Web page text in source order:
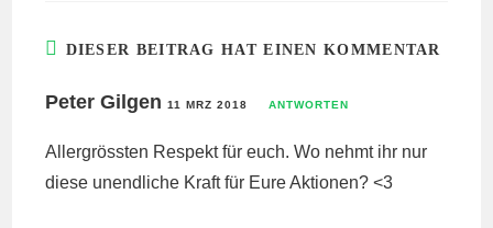
DIESER BEITRAG HAT EINEN KOMMENTAR
Peter Gilgen11 MRZ 2018 ANTWORTEN
Allergrössten Respekt für euch. Wo nehmt ihr nur
diese unendliche Kraft für Eure Aktionen? <3